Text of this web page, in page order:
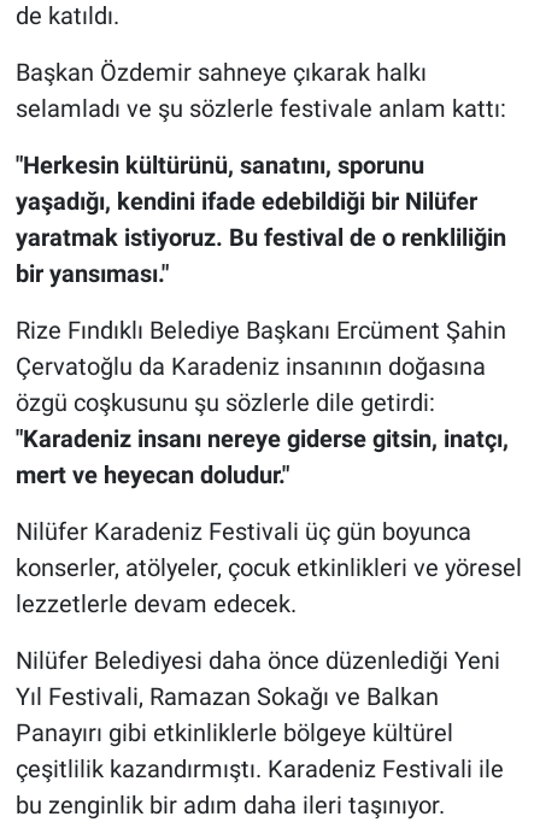
de katıldı.
Başkan Özdemir sahneye çıkarak halkı
selamladı ve şu sözlerle festivale anlam kattı:
"Herkesin kültürünü, sanatını, sporunu
yaşadığı, kendini ifade edebildiği bir Nilüfer
yaratmak istiyoruz. Bu festival de o renkliliğin
bir yansıması."
Rize Fındıklı Belediye Başkanı Ercüment Şahin
Çervatoğlu da Karadeniz insanının doğasına
özgü coşkusunu şu sözlerle dile getirdi:
"Karadeniz insanı nereye giderse gitsin, inatçı,
mert ve heyecan doludur."
Nilüfer Karadeniz Festivali üç gün boyunca
konserler, atölyeler, çocuk etkinlikleri ve yöresel
lezzetlerle devam edecek.
Nilüfer Belediyesi daha önce düzenlediği Yeni
Yıl Festivali, Ramazan Sokağı ve Balkan
Panayırı gibi etkinliklerle bölgeye kültürel
çeşitlilik kazandırmıştı. Karadeniz Festivali ile
bu zenginlik bir adım daha ileri taşınıyor.